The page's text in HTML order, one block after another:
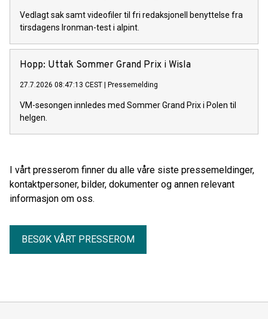
Vedlagt sak samt videofiler til fri redaksjonell benyttelse fra
tirsdagens Ironman-test i alpint.
Hopp: Uttak Sommer Grand Prix i Wisla
27.7.2026 08:47:13 CEST Pressemelding
VM-sesongen innledes med Sommer Grand Prix i Polen til
helgen.
I vårt presserom finner du alle våre siste pressemeldinger,
kontaktpersoner, bilder, dokumenter og annen relevant
informasjon om oss.
BESØK VÅRT PRESSEROM